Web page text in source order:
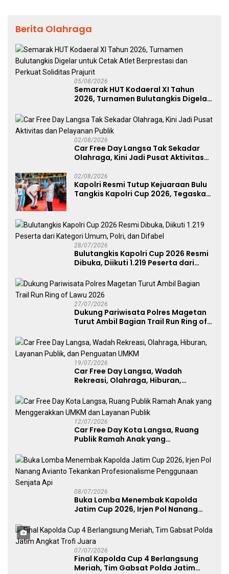
Berita Olahraga
05/08/2026
Semarak HUT Kodaeral XI Tahun
2026, Turnamen Bulutangkis Digelar
Perkuat Soliditas Prajurit
02/08/2026
Car Free Day Langsa Tak Sekadar
Olahraga, Kini Jadi Pusat Aktivitas
02/08/2026
Kapolri Resmi Tutup Kejuaraan Bulu
Tangkis Kapolri Cup 2026, Tegaskan
28/07/2026
Bulutangkis Kapolri Cup 2026 Resmi
Dibuka, Diikuti 1.219 Peserta dari
27/07/2026
Dukung Pariwisata Polres Magetan
Turut Ambil Bagian Trail Run Ring of
19/07/2026
Car Free Day Langsa, Wadah
Rekreasi, Olahraga, Hiburan,
UMKM
12/07/2026
Car Free Day Kota Langsa, Ruang
Publik Ramah Anak yang
Publik
08/07/2026
Buka Lomba Menembak Kapolda
Jatim Cup 2026, Irjen Pol Nanang
Penggunaan Senjata Api
07/07/2026
Final Kapolda Cup 4 Berlangsung
Meriah, Tim Gabsat Polda Jatim